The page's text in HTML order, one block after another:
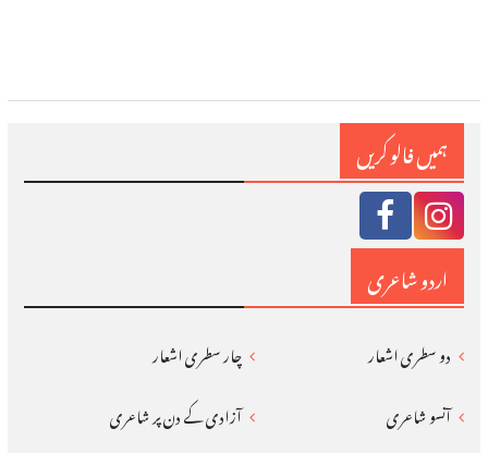
ہمیں فالو کریں
اردو شاعری
دو سطری اشعار
چار سطری اشعار
آنسو شاعری
آزادی کے دن پر شاعری